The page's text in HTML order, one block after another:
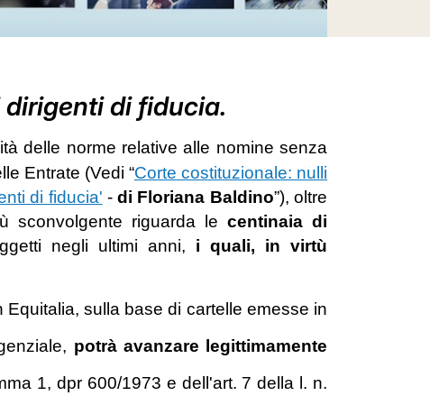
di fiducia.
delle norme relative alle nomine senza
Entrate (Vedi “Corte costituzionale: nulli
di fiducia' -di Floriana Baldino”), oltre
sconvolgente riguarda le centinaia di
negli ultimi anni, i quali, in virtù
sulla base di cartelle emesse in
potrà avanzare legittimamente
1, dpr 600/1973 e dell'art. 7 della l. n.